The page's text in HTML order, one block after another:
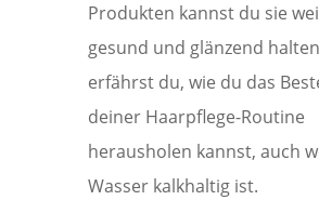
Produkten kannst du sie
gesund und glänzend
erfährst du, wie du das
deiner Haarpflege-Routine
herausholen kannst, auch
Wasser kalkhaltig ist.